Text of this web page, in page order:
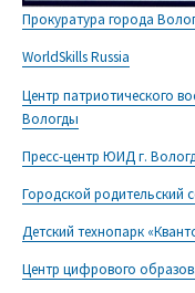
Прокуратура города
WorldSkills Russia
Центр патриотического
Вологды
Пресс-центр ЮИД г.
Городской родительский
Детский технопарк
Центр цифрового